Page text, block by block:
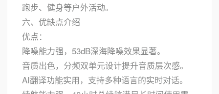
跑步、健身等户外活动。
六、优缺点介绍
优点：
降噪能力强，53dB深海降噪效果显著。
音质出色，分频双单元设计提升音质层次感。
AI翻译功能实用，支持多种语言的实时对话。